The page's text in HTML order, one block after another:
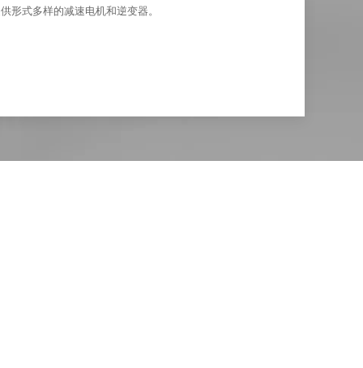
形式多样的减速电机和逆变器。